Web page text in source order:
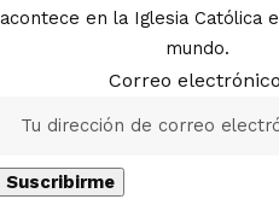
acontece en la Iglesia Católica
mundo.
Correo